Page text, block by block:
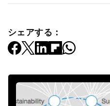
シェアする：